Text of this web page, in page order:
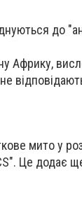
до
Африку,
мито у
Це додає